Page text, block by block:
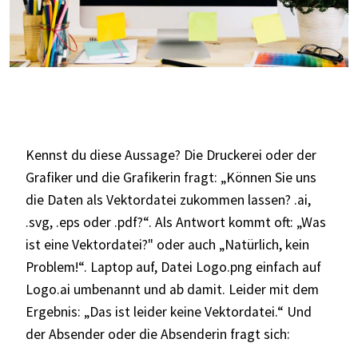
Kennst du diese Aussage? Die Druckerei oder der
Grafiker und die Grafikerin fragt: „Können Sie uns
die Daten als Vektordatei zukommen lassen? .ai,
.svg, .eps oder .pdf?“. Als Antwort kommt oft: „Was
ist eine Vektordatei?" oder auch „Natürlich, kein
Problem!“. Laptop auf, Datei Logo.png einfach auf
Logo.ai umbenannt und ab damit. Leider mit dem
Ergebnis: „Das ist leider keine Vektordatei.“ Und
der Absender oder die Absenderin fragt sich: